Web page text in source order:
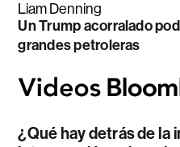
Liam Denning
Un Trump acorralado
grandes petroleras
¿Qué hay detrás de la